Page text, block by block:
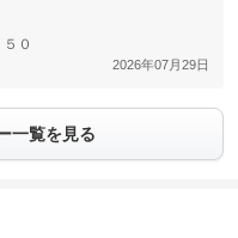
０
2026年07月29日
一覧を見る